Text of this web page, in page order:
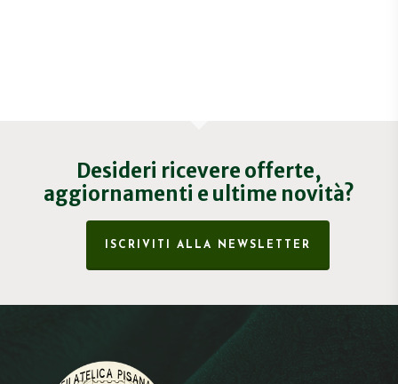
Desideri ricevere offerte,
aggiornamenti e ultime novità?
ISCRIVITI ALLA NEWSLETTER